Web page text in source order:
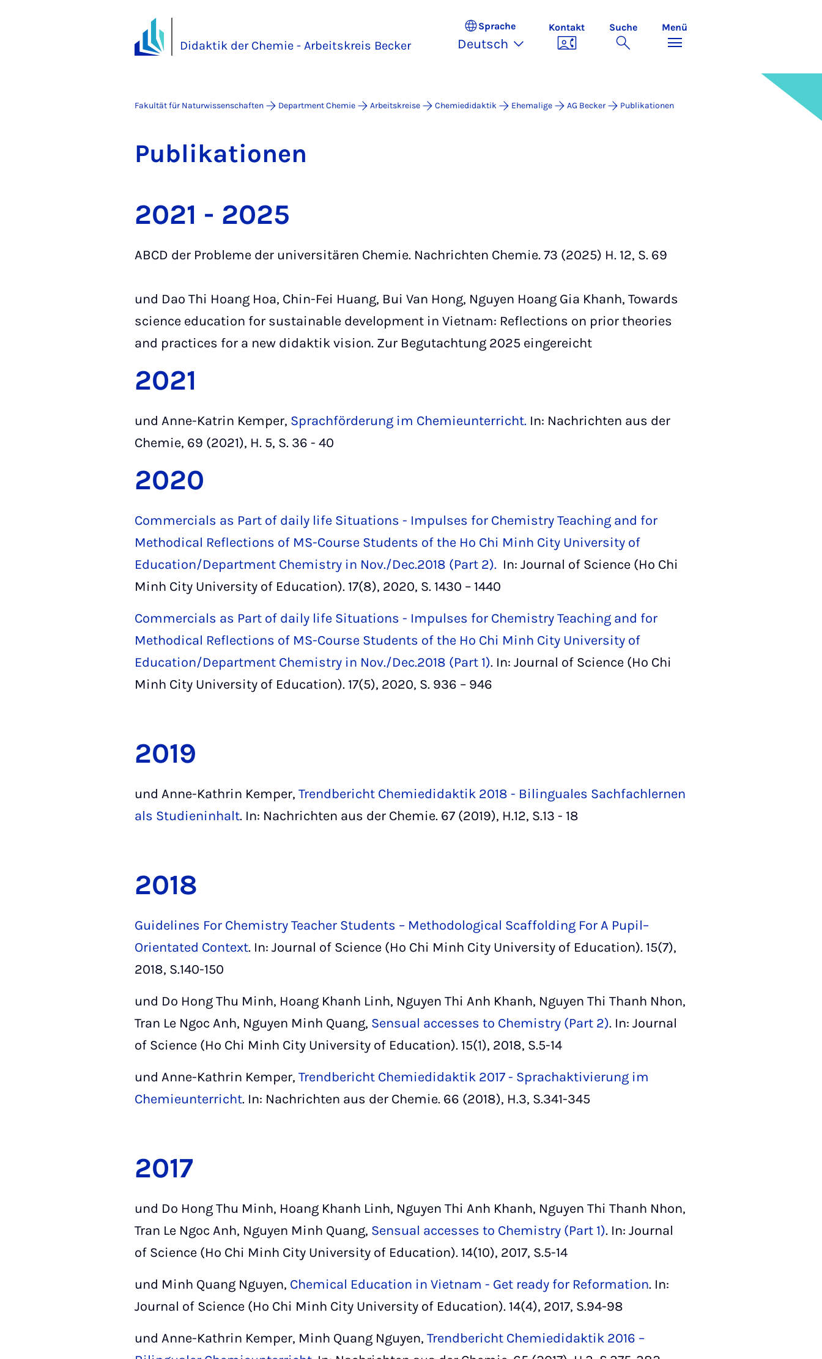
Didaktik der Chemie - Arbeitskreis Becker
Sprache
Deutsch
Kontakt Suche Menü
Fakultät für Naturwissenschaften Department Chemie Arbeitskreise Chemiedidaktik Ehemalige AG Becker Publikationen
Pu­bli­ka­ti­o­nen
2021 - 2025
ABCD der Probleme der universitären Chemie. Nachrichten Chemie. 73 (2025) H. 12, S. 69
und Dao Thi Hoang Hoa, Chin-Fei Huang, Bui Van Hong, Nguyen Hoang Gia Khanh, Towards
science education for sustainable development in Vietnam: Reflections on prior theories
and practices for a new didaktik vision. Zur Begutachtung 2025 eingereicht
2021
und Anne-Katrin Kemper, Sprachförderung im Chemieunterricht. In: Nachrichten aus der
Chemie, 69 (2021), H. 5, S. 36 - 40
2020
Commercials as Part of daily life Situations - Impulses for Chemistry Teaching and for
Methodical Reflections of MS-Course Students of the Ho Chi Minh City University of
Education/Department Chemistry in Nov./Dec.2018 (Part 2). In: Journal of Science (Ho Chi
Minh City University of Education). 17(8), 2020, S. 1430 – 1440
Commercials as Part of daily life Situations - Impulses for Chemistry Teaching and for
Methodical Reflections of MS-Course Students of the Ho Chi Minh City University of
Education/Department Chemistry in Nov./Dec.2018 (Part 1). In: Journal of Science (Ho Chi
Minh City University of Education). 17(5), 2020, S. 936 – 946
2019
und Anne-Kathrin Kemper, Trendbericht Chemiedidaktik 2018 - Bilinguales Sachfachlernen
als Studieninhalt. In: Nachrichten aus der Chemie. 67 (2019), H.12, S.13 - 18
2018
Guidelines For Chemistry Teacher Students – Methodological Scaffolding For A Pupil–
Orientated Context. In: Journal of Science (Ho Chi Minh City University of Education). 15(7),
2018, S.140-150
und Do Hong Thu Minh, Hoang Khanh Linh, Nguyen Thi Anh Khanh, Nguyen Thi Thanh Nhon,
Tran Le Ngoc Anh, Nguyen Minh Quang, Sensual accesses to Chemistry (Part 2)­. In: Journal
of Science (Ho Chi Minh City University of Education). 15(1), 2018, S.5-14
und Anne-Kathrin Kemper, Trendbericht Chemiedidaktik 2017 - Sprachaktivierung im
Chemieunterricht. In: Nachrichten aus der Chemie. 66 (2018), H.3, S.341-345
2017
und Do Hong Thu Minh, Hoang Khanh Linh, Nguyen Thi Anh Khanh, Nguyen Thi Thanh Nhon,
Tran Le Ngoc Anh, Nguyen Minh Quang, Sensual accesses to Chemistry (Part 1). In: Journal
of Science (Ho Chi Minh City University of Education). 14(10), 2017, S.5-14
und Minh Quang Nguyen, Chemical Education in Vietnam - Get ready for Reformation. In:
Journal of Science (Ho Chi Minh City University of Education). 14(4), 2017, S.94-98
und Anne-Kathrin Kemper, Minh Quang Nguyen, Trendbericht Chemiedidaktik 2016 –